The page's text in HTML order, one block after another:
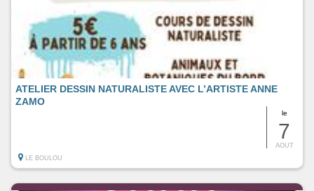
le
7
AOUT
ATELIER DESSIN NATURALISTE AVEC L’ARTISTE ANNE
ZAMO
LE BOULOU